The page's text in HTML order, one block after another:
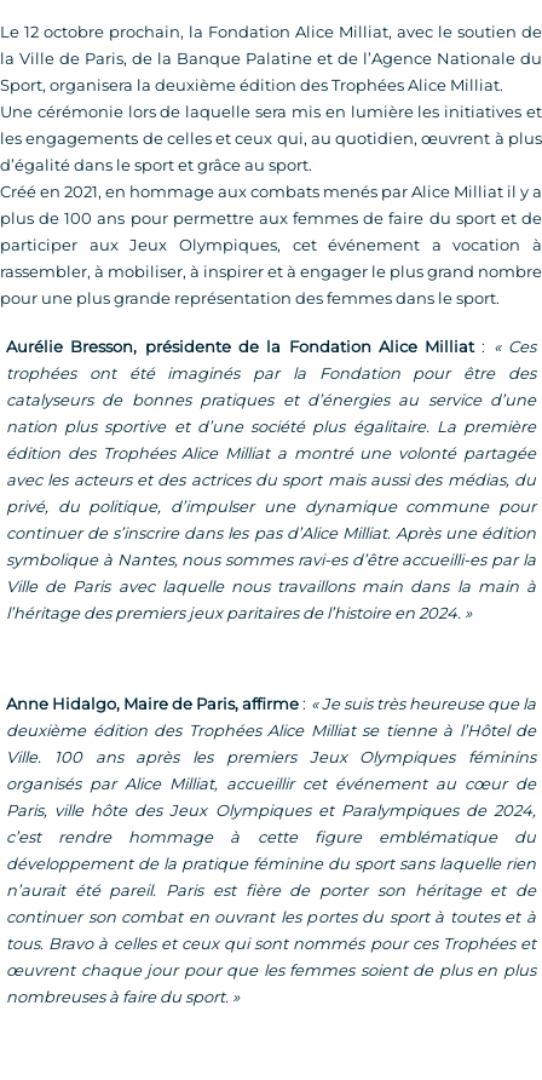
Le 12 octobre prochain, la Fondation Alice Milliat, avec le soutien de
la Ville de Paris, de la Banque Palatine et de l’Agence Nationale du
Sport, organisera la deuxième édition des Trophées Alice Milliat.
Une cérémonie lors de laquelle sera mis en lumière les initiatives et
les engagements de celles et ceux qui, au quotidien, œuvrent à plus
d’égalité dans le sport et grâce au sport.
Créé en 2021, en hommage aux combats menés par Alice Milliat il y a
plus de 100 ans pour permettre aux femmes de faire du sport et de
participer aux Jeux Olympiques, cet événement a vocation à
rassembler, à mobiliser, à inspirer et à engager le plus grand nombre
pour une plus grande représentation des femmes dans le sport.
Aurélie Bresson, présidente de la Fondation Alice Milliat : « Ces
trophées ont été imaginés par la Fondation pour être des
catalyseurs de bonnes pratiques et d’énergies au service d’une
nation plus sportive et d’une société plus égalitaire. La première
édition des Trophées Alice Milliat a montré une volonté partagée
avec les acteurs et des actrices du sport mais aussi des médias, du
privé, du politique, d’impulser une dynamique commune pour
continuer de s’inscrire dans les pas d’Alice Milliat. Après une édition
symbolique à Nantes, nous sommes ravi-es d’être accueilli-es par la
Ville de Paris avec laquelle nous travaillons main dans la main à
l’héritage des premiers jeux paritaires de l’histoire en 2024. »
Anne Hidalgo, Maire de Paris, affirme: « Je suis très heureuse que la
deuxième édition des Trophées Alice Milliat se tienne à l’Hôtel de
Ville. 100 ans après les premiers Jeux Olympiques féminins
organisés par Alice Milliat, accueillir cet événement au cœur de
Paris, ville hôte des Jeux Olympiques et Paralympiques de 2024,
c’est rendre hommage à cette figure emblématique du
développement de la pratique féminine du sport sans laquelle rien
n’aurait été pareil. Paris est fière de porter son héritage et de
continuer son combat en ouvrant les portes du sport à toutes et à
tous. Bravo à celles et ceux qui sont nommés pour ces Trophées et
œuvrent chaque jour pour que les femmes soient de plus en plus
nombreuses à faire du sport. »